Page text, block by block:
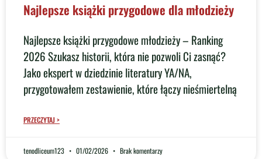
Najlepsze książki przygodowe dla młodzieży
Najlepsze książki przygodowe młodzieży – Ranking
2026 Szukasz historii, która nie pozwoli Ci zasnąć?
Jako ekspert w dziedzinie literatury YA/NA,
przygotowałem zestawienie, które łączy nieśmiertelną
PRZECZYTAJ >
tenodliceum123 01/02/2026 Brak komentarzy